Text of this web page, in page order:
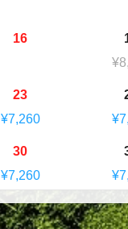
16
23
¥7,260
30
¥7,260